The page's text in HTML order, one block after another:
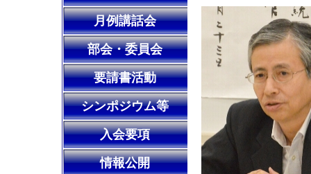
月例講話会
部会・委員会
要請書活動
シンポジウム等
入会要項
情報公開